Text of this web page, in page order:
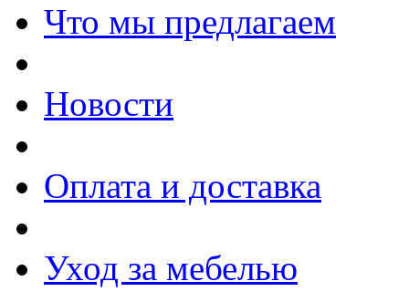
Что мы предлагаем
Новости
Оплата и доставка
Уход за мебелью